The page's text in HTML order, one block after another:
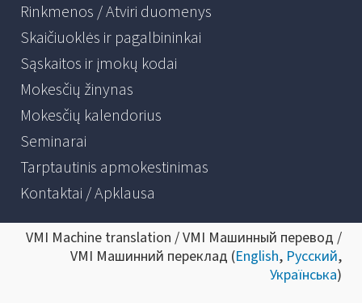
Rinkmenos / Atviri duomenys
Skaičiuoklės ir pagalbininkai
Sąskaitos ir įmokų kodai
Mokesčių žinynas
Mokesčių kalendorius
Seminarai
Tarptautinis apmokestinimas
Kontaktai / Apklausa
VMI Machine translation / VMI Машинный перевод /
VMI Машинний переклад (English, Русский,
Українська)